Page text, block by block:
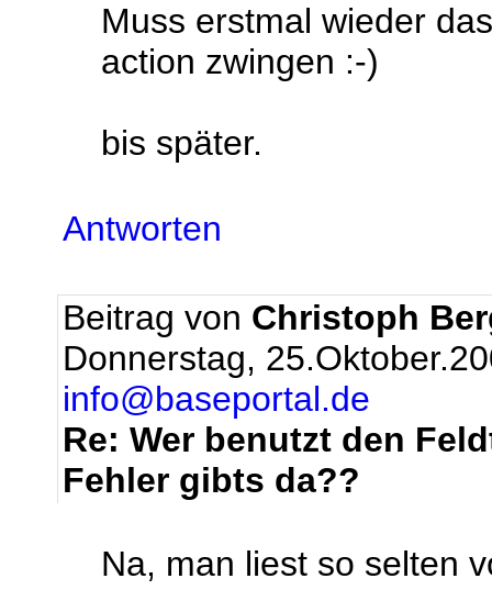
Muss erstmal wieder
action zwingen :-)
bis später.
Antworten
Beitrag von Christoph
Donnerstag,
info@baseportal.de
Re: Wer benutzt den
Fehler gibts da??
Na, man liest so selten